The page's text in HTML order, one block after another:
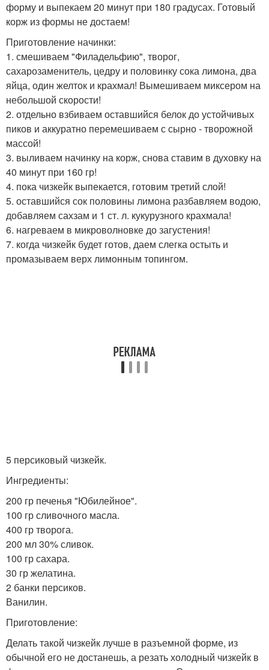
форму и выпекаем 20 минут при 180 градусах. Готовый
корж из формы не достаем!
Приготовление начинки:
1. смешиваем "Филадельфию", творог,
сахарозаменитель, цедру и половинку сока лимона, два
яйца, один желток и крахмал! Вымешиваем миксером на
небольшой скорости!
2. отдельно взбиваем оставшийся белок до устойчивых
пиков и аккуратно перемешиваем с сырно - творожной
массой!
3. выливаем начинку на корж, снова ставим в духовку на
40 минут при 160 гр!
4. пока чизкейк выпекается, готовим третий слой!
5. оставшийся сок половины лимона разбавляем водою,
добавляем сахзам и 1 ст. л. кукурузного крахмала!
6. нагреваем в микроволновке до загустения!
7. когда чизкейк будет готов, даем слегка остыть и
промазываем верх лимонным топингом.
5 персиковый чизкейк.
Ингредиенты:
200 гр печенья "Юбилейное".
100 гр сливочного масла.
400 гр творога.
200 мл 30% сливок.
100 гр сахара.
30 гр желатина.
2 банки персиков.
Ванилин.
Приготовление:
Делать такой чизкейк лучше в разъемной форме, из
обычной его не достанешь, а резать холодный чизкейк в